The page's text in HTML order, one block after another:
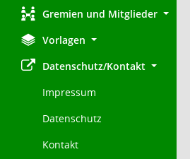
Gremien und Mitglieder
Vorlagen
Datenschutz/Kontakt
Impressum
Datenschutz
Kontakt